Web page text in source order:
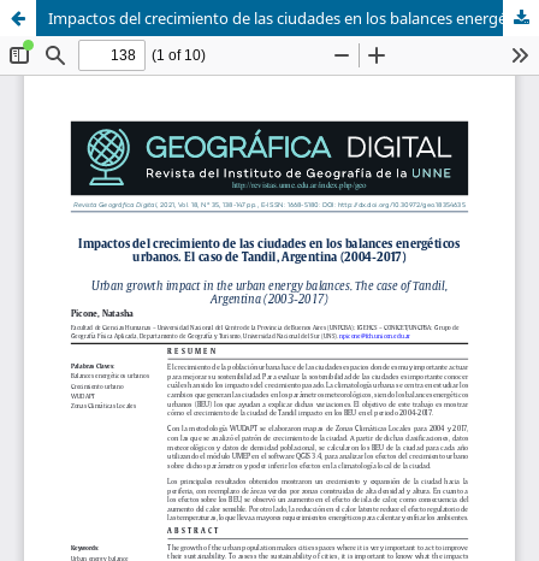
Impactos del crecimiento de las ciudades en los balances energéticos urbanos. El caso de Tandil, Argentina (2004-2017)